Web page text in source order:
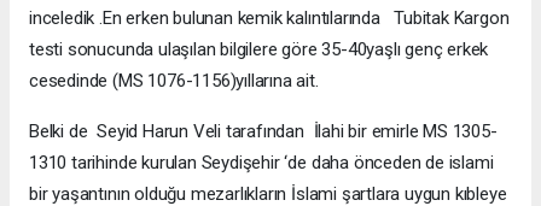
inceledik .En erken bulunan kemik kalıntılarında Tubitak Kargon
testi sonucunda ulaşılan bilgilere göre 35-40yaşlı genç erkek
cesedinde (MS 1076-1156)yıllarına ait.
Belki de Seyid Harun Veli tarafından İlahi bir emirle MS 1305-
1310 tarihinde kurulan Seydişehir ‘de daha önceden de islami
bir yaşantının olduğu mezarlıkların İslami şartlara uygun kıbleye